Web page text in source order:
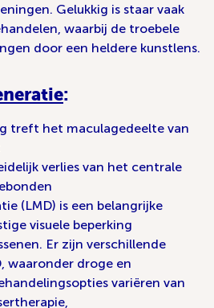
Gelukkig is staar vaak
waarbij de troebele
door een heldere kunstlens.
:
treft het maculagedeelte van
verlies van het centrale
(LMD) is een belangrijke
visuele beperking
Er zijn verschillende
waaronder droge en
variëren van